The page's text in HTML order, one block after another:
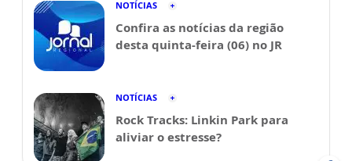
NOTÍCIAS
Confira as notícias da região
desta quinta-feira (06) no JR
NOTÍCIAS
Rock Tracks: Linkin Park para
aliviar o estresse?